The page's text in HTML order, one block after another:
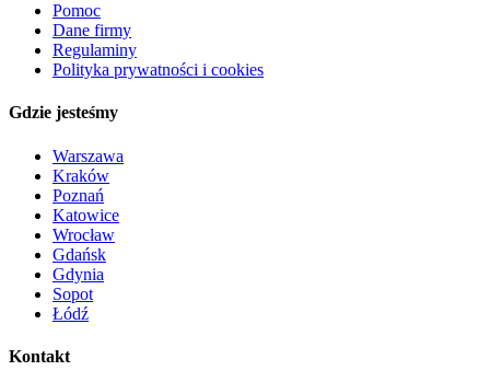
Pomoc
Dane firmy
Regulaminy
Polityka prywatności i cookies
Gdzie jesteśmy
Warszawa
Kraków
Poznań
Katowice
Wrocław
Gdańsk
Gdynia
Sopot
Łódź
Kontakt